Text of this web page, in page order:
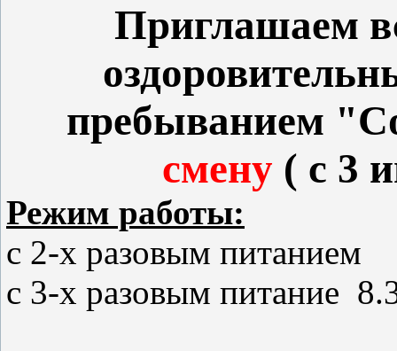
Приглашаем
пребыванием
смену ( с 3
Режим работы:
с 2-х разовым питанием
с 3-х разовым питание